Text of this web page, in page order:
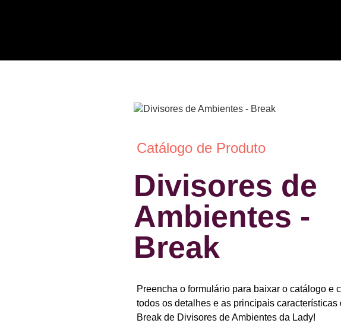
Catálogo de Produto
Divisores de
Ambientes -
Break
Preencha o formulário para baixar o catálogo e
todos os detalhes e as principais características
Break de Divisores de Ambientes da Lady!